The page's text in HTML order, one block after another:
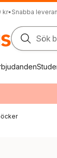
kr• Snabba
Sök